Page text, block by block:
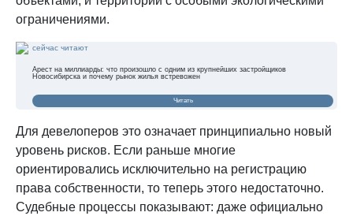
ограничениями.
сейчас читают
Арест на миллиарды: что произошло с одним из крупнейших застройщиков
Новосибирска и почему рынок жилья встревожен
Читать
Для девелоперов это означает принципиально новый
уровень рисков. Если раньше многие
ориентировались исключительно на регистрацию
права собственности, то теперь этого недостаточно.
Судебные процессы показывают: даже официально